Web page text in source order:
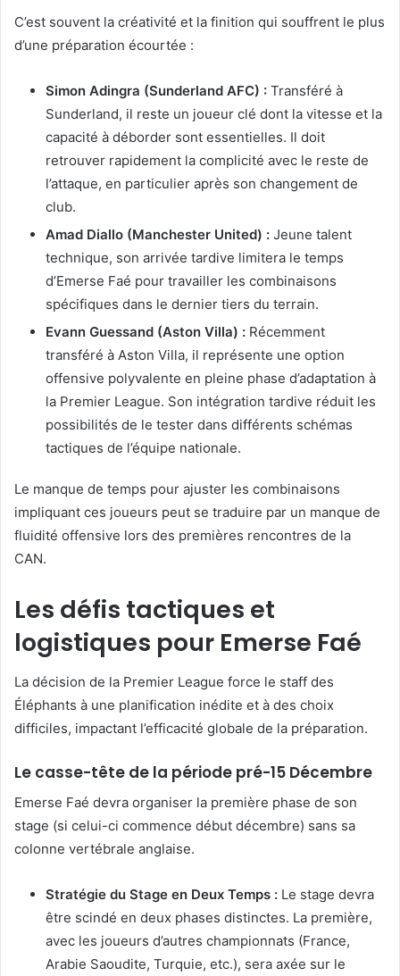
C’est souvent la créativité et la finition qui souffrent le plus
d’une préparation écourtée :
Simon Adingra (Sunderland AFC) : Transféré à
Sunderland, il reste un joueur clé dont la vitesse et la
capacité à déborder sont essentielles. Il doit
retrouver rapidement la complicité avec le reste de
l’attaque, en particulier après son changement de
club.
Amad Diallo (Manchester United) : Jeune talent
technique, son arrivée tardive limitera le temps
d’Emerse Faé pour travailler les combinaisons
spécifiques dans le dernier tiers du terrain.
Evann Guessand (Aston Villa) : Récemment
transféré à Aston Villa, il représente une option
offensive polyvalente en pleine phase d’adaptation à
la Premier League. Son intégration tardive réduit les
possibilités de le tester dans différents schémas
tactiques de l’équipe nationale.
Le manque de temps pour ajuster les combinaisons
impliquant ces joueurs peut se traduire par un manque de
fluidité offensive lors des premières rencontres de la
CAN.
Les défis tactiques et
logistiques pour Emerse Faé
La décision de la Premier League force le staff des
Éléphants à une planification inédite et à des choix
difficiles, impactant l’efficacité globale de la préparation.
Le casse-tête de la période pré-15 Décembre
Emerse Faé devra organiser la première phase de son
stage (si celui-ci commence début décembre) sans sa
colonne vertébrale anglaise.
Stratégie du Stage en Deux Temps : Le stage devra
être scindé en deux phases distinctes. La première,
avec les joueurs d’autres championnats (France,
Arabie Saoudite, Turquie, etc.), sera axée sur le